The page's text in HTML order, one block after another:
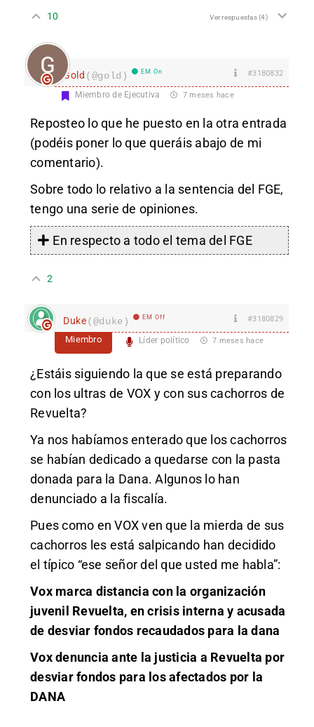
10 Ver respuestas(4)
Gold (@gold) EM On #3180832
Miembro de Ejecutiva 7 meses hace
Reposteo lo que he puesto en la otra entrada
(podéis poner lo que queráis abajo de mi
comentario).
Sobre todo lo relativo a la sentencia del FGE,
tengo una serie de opiniones.
En respecto a todo el tema del FGE
2
Duke(@duke) EM Off #3180829
Miembro Líder político 7 meses hace
¿Estáis siguiendo la que se está preparando
con los ultras de VOX y con sus cachorros de
Revuelta?
Ya nos habíamos enterado que los cachorros
se habían dedicado a quedarse con la pasta
donada para la Dana. Algunos lo han
denunciado a la fiscalía.
Pues como en VOX ven que la mierda de sus
cachorros les está salpicando han decidido
el típico “ese señor del que usted me habla”:
Vox marca distancia con la organización
juvenil Revuelta, en crisis interna y acusada
de desviar fondos recaudados para la dana
Vox denuncia ante la justicia a Revuelta por
desviar fondos para los afectados por la
DANA